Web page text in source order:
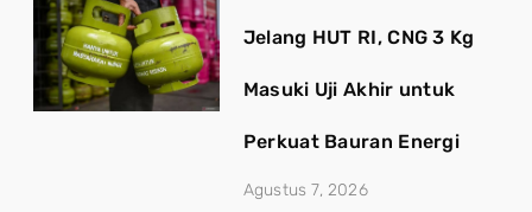
Jelang HUT RI, CNG 3 Kg
Masuki Uji Akhir untuk
Perkuat Bauran Energi
Agustus 7, 2026